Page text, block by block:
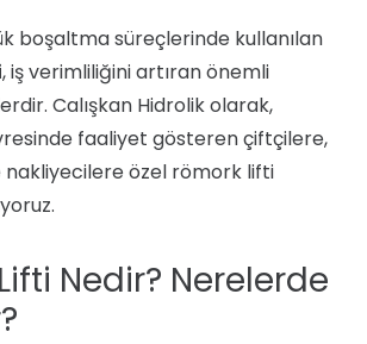
boşaltma süreçlerinde kullanılan
, iş verimliliğini artıran önemli
Calışkan Hidrolik olarak,
faaliyet gösteren çiftçilere,
nakliyecilere özel römork lifti
Nedir? Nerelerde